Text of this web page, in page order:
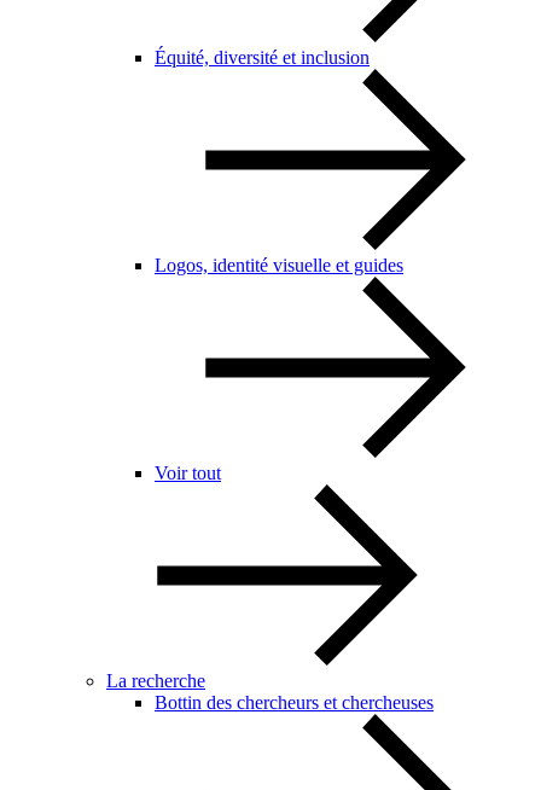
Équité, diversité et inclusion
Logos, identité visuelle et guides
Voir tout
La recherche
Bottin des chercheurs et chercheuses